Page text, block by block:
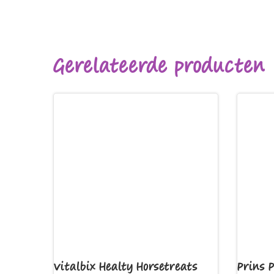
Gerelateerde producten
Vitalbix Healty Horsetreats Prins